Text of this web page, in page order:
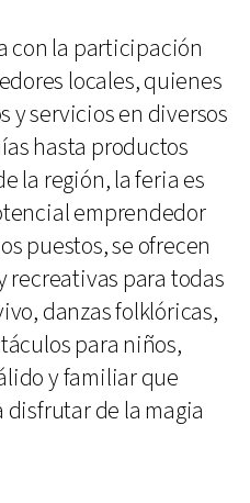
con la participación
locales, quienes
y servicios en diversos
hasta productos
la región, la feria es
emprendedor
puestos, se ofrecen
para todas
danzas folklóricas,
para niños,
y familiar que
de la magia